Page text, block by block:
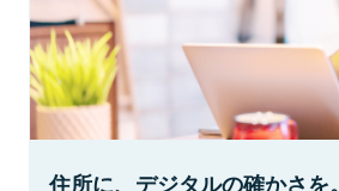
住所に、デジタルの確かさを。